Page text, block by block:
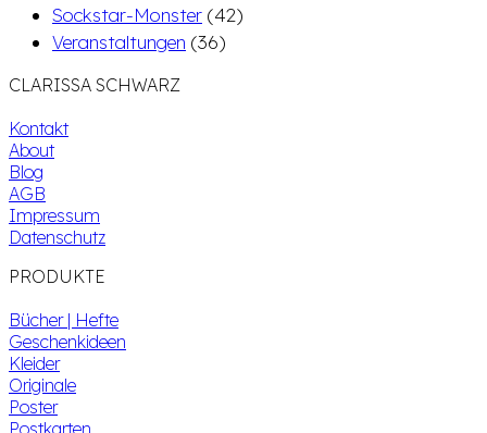
Sockstar-Monster (42)
Veranstaltungen (36)
CLARISSA SCHWARZ
Kontakt
About
Blog
AGB
Impressum
Datenschutz
PRODUKTE
Bücher | Hefte
Geschenkideen
Kleider
Originale
Poster
Postkarten